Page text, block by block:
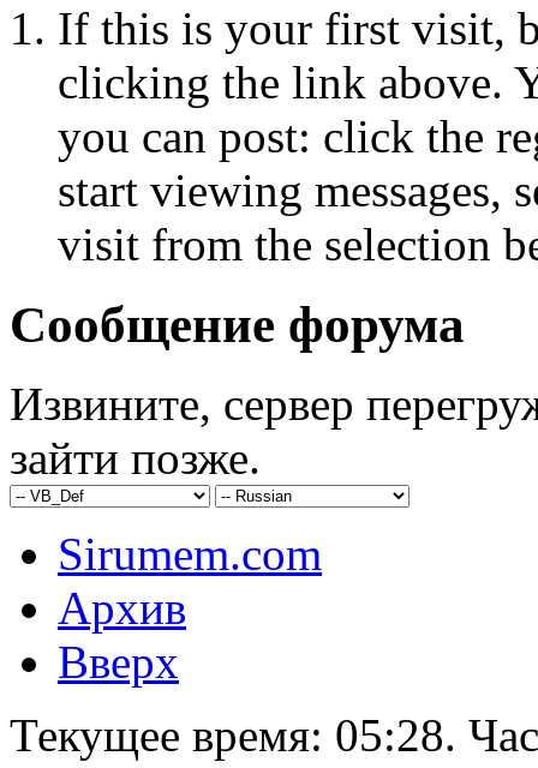
If this is your first visit,
clicking the link above.
you can post: click the
start viewing messages,
visit from the selection
Сообщение форума
Извините, сервер
зайти позже.
Sirumem.com
Архив
Вверх
Текущее время: 05:28.